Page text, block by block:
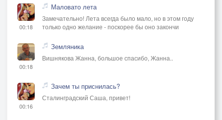
00:18
Маловато лета
Замечательно! Лета всегда было мало, но в этом году
только одно желание - поскорее бы оно закончи
00:18
Земляника
Вишнякова Жанна, большое спасибо, Жанна..
00:16
Зачем ты приснилась?
Сталинградский Саша, привет!